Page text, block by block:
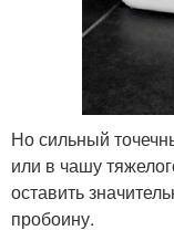
Но сильный
или в чашу
оставить
пробоину.